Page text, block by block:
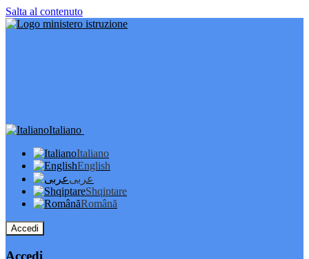
Salta al contenuto
Italiano
Italiano
English
عربى
Shqiptare
Română
Accedi
Accedi